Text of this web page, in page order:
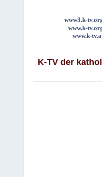
www3.k-
www.k-
www.k-
K-TV der